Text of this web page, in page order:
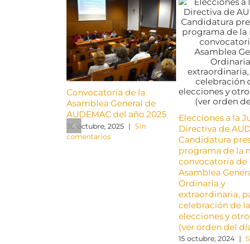
Convocatoria de la
Asamblea General de
AUDEMAC del año 2025
30 octubre, 2025 | Sin
comentarios
Elecciones a la
Directiva de
Candidatura
programa de la
convocatoria de
Asamblea
Ordinaria y
extraordinaria,
celebración de
elecciones y
(ver orden del
15 octubre, 2024 |